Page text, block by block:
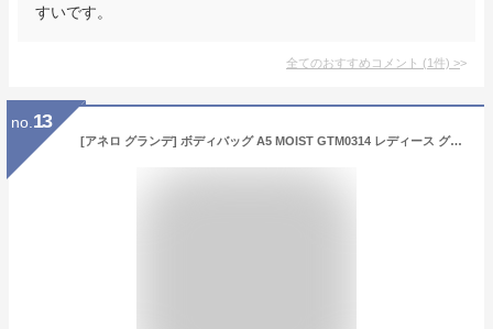
すいです。
全てのおすすめコメント (1件) >
no. 13
[アネロ グランデ] ボディバッグ A5 MOIST GTM0314 レディース グレーベージュ